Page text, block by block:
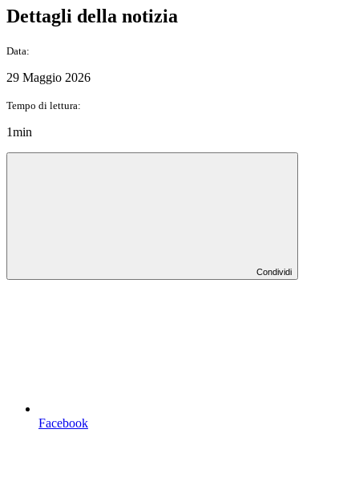
Dettagli della notizia
Data:
29 Maggio 2026
Tempo di lettura:
1min
Condividi
Facebook